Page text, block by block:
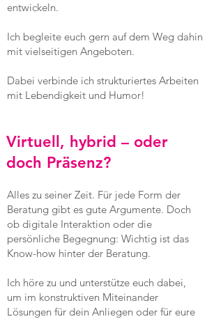
entwickeln.
Ich begleite euch gern auf dem Weg dahin
mit vielseitigen Angeboten.
Dabei verbinde ich strukturiertes Arbeiten
mit Lebendigkeit und Humor!
Virtuell, hybrid – oder
doch Präsenz?
Alles zu seiner Zeit. Für jede Form der
Beratung gibt es gute Argumente. Doch
ob digitale Interaktion oder die
persönliche Begegnung: Wichtig ist das
Know-how hinter der Beratung.
Ich höre zu und unterstütze euch dabei,
um im konstruktiven Miteinander
Lösungen für dein Anliegen oder für eure